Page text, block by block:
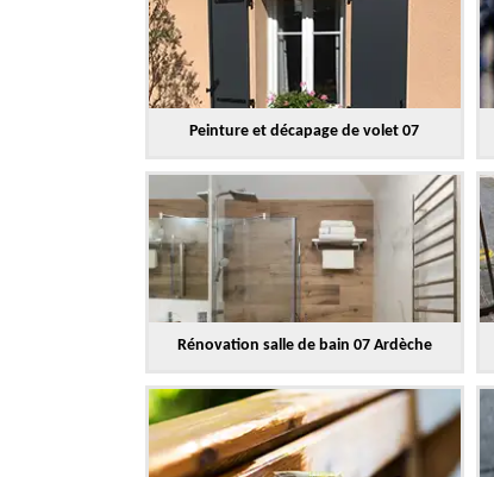
Peinture et décapage de volet 07
Rénovation salle de bain 07 Ardèche